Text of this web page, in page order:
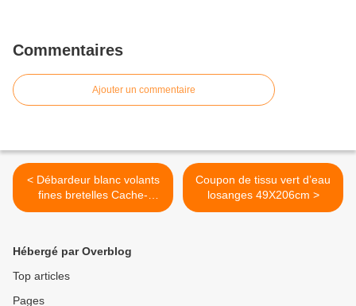
Commentaires
Ajouter un commentaire
< Débardeur blanc volants
fines bretelles Cache-
cache© T.1
Coupon de tissu vert d’eau
losanges 49X206cm >
Hébergé par Overblog
Top articles
Pages